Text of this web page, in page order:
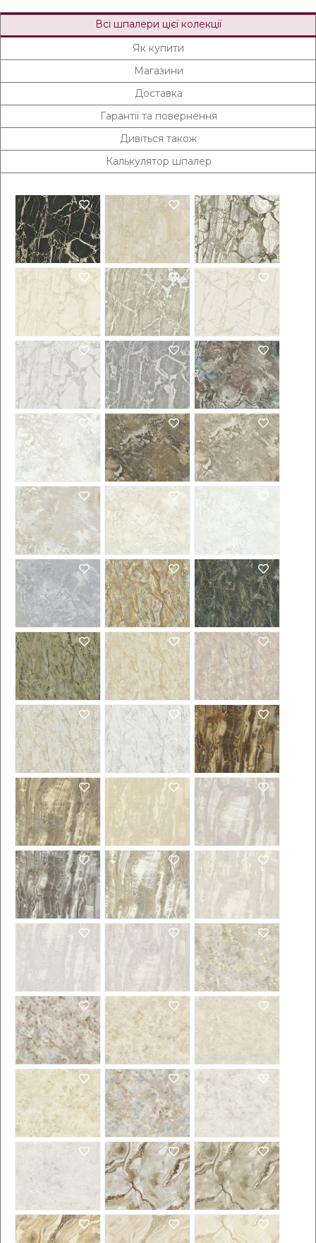
Всі шпалери цієї колекції
Як купити
Магазини
Доставка
Гарантії та повернення
Дивіться також
Калькулятор шпалер